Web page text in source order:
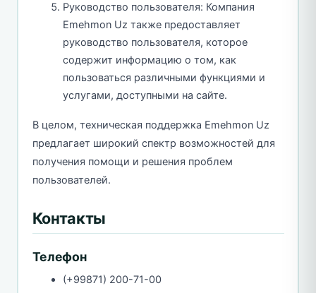
Руководство пользователя: Компания
Emehmon Uz также предоставляет
руководство пользователя, которое
содержит информацию о том, как
пользоваться различными функциями и
услугами, доступными на сайте.
В целом, техническая поддержка Emehmon Uz
предлагает широкий спектр возможностей для
получения помощи и решения проблем
пользователей.
Контакты
Телефон
(+99871) 200-71-00